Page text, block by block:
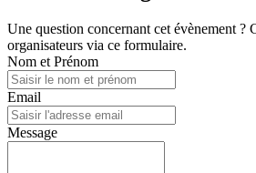
Une question concernant cet évènement ?
organisateurs via ce formulaire.
Nom et Prénom
Email
Message